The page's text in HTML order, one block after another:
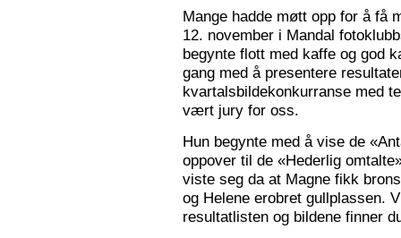
Mange hadde møtt opp for å få
12. november i Mandal
begynte flott med kaffe og god
gang med å presentere
kvartalsbildekonkurranse med
vært jury for oss.
Hun begynte med å vise de
oppover til de «Hederlig
viste seg da at Magne fikk
og Helene erobret gullplassen.
resultatlisten og bildene finner